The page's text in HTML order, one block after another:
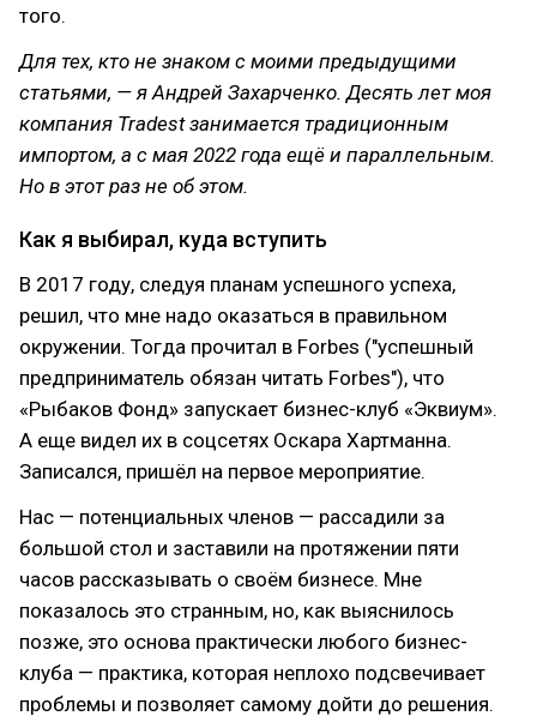
того.
Для тех, кто не знаком с моими предыдущими
статьями, — я Андрей Захарченко. Десять лет моя
компания Tradest занимается традиционным
импортом, а с мая 2022 года ещё и параллельным.
Но в этот раз не об этом.
Как я выбирал, куда вступить
В 2017 году, следуя планам успешного успеха,
решил, что мне надо оказаться в правильном
окружении. Тогда прочитал в Forbes ("успешный
предприниматель обязан читать Forbes"), что
«Рыбаков Фонд» запускает бизнес-клуб «Эквиум».
А еще видел их в соцсетях Оскара Хартманна.
Записался, пришёл на первое мероприятие.
Нас — потенциальных членов — рассадили за
большой стол и заставили на протяжении пяти
часов рассказывать о своём бизнесе. Мне
показалось это странным, но, как выяснилось
позже, это основа практически любого бизнес-
клуба — практика, которая неплохо подсвечивает
проблемы и позволяет самому дойти до решения.